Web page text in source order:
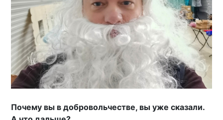
Почему вы в добровольчестве, вы уже сказали.